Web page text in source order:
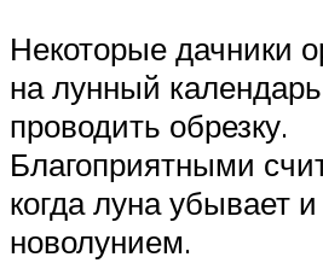
Некоторые дачники
на лунный
проводить обрезку.
Благоприятными
когда луна убывает
новолунием.